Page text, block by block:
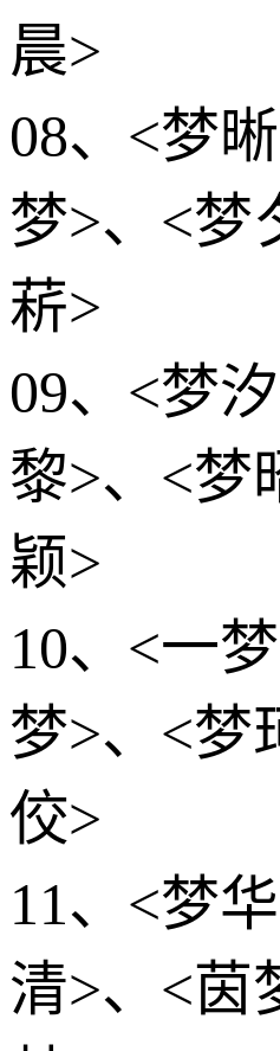
晨>
08、<梦
梦>、<梦
菥>
09、<梦
黎>、<梦
颖>
10、<一
梦>、<梦
佼>
11、<梦
清>、<茵